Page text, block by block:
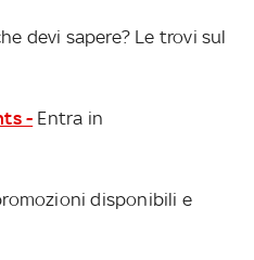
devi sapere? Le trovi sul
- Entra in
disponibili e